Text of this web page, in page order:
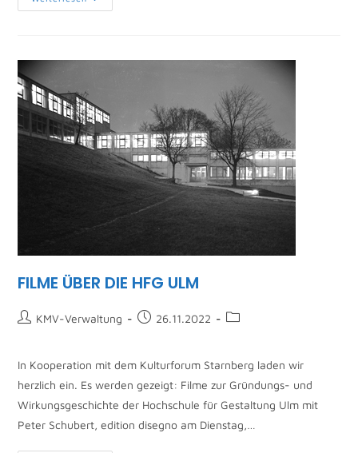
FILME ÜBER DIE HFG ULM
KMV-Verwaltung 26.11.2022
In Kooperation mit dem Kulturforum Starnberg laden wir
herzlich ein. Es werden gezeigt: Filme zur Gründungs- und
Wirkungsgeschichte der Hochschule für Gestaltung Ulm mit
Peter Schubert, edition disegno am Dienstag,…